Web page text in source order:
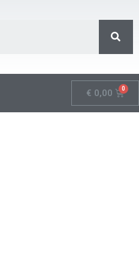
€ 0,00